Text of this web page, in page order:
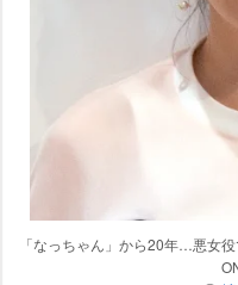
「なっちゃん」から20年…悪女